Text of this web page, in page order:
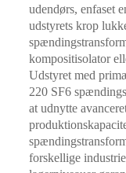
udendørs, enfaset
udstyrets krop
kompositisolator
Udstyret med
220 SF6
at udnytte
forskellige